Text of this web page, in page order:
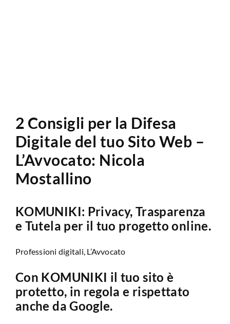
2 Consigli per la Difesa
Digitale del tuo Sito Web –
L’Avvocato: Nicola
Mostallino
KOMUNIKI: Privacy, Trasparenza
e Tutela per il tuo progetto online.
Professioni digitali, L’Avvocato
Con KOMUNIKI il tuo sito è
protetto, in regola e rispettato
anche da Google.